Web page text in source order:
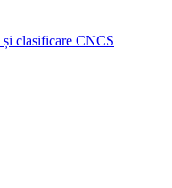
clasificare CNCS